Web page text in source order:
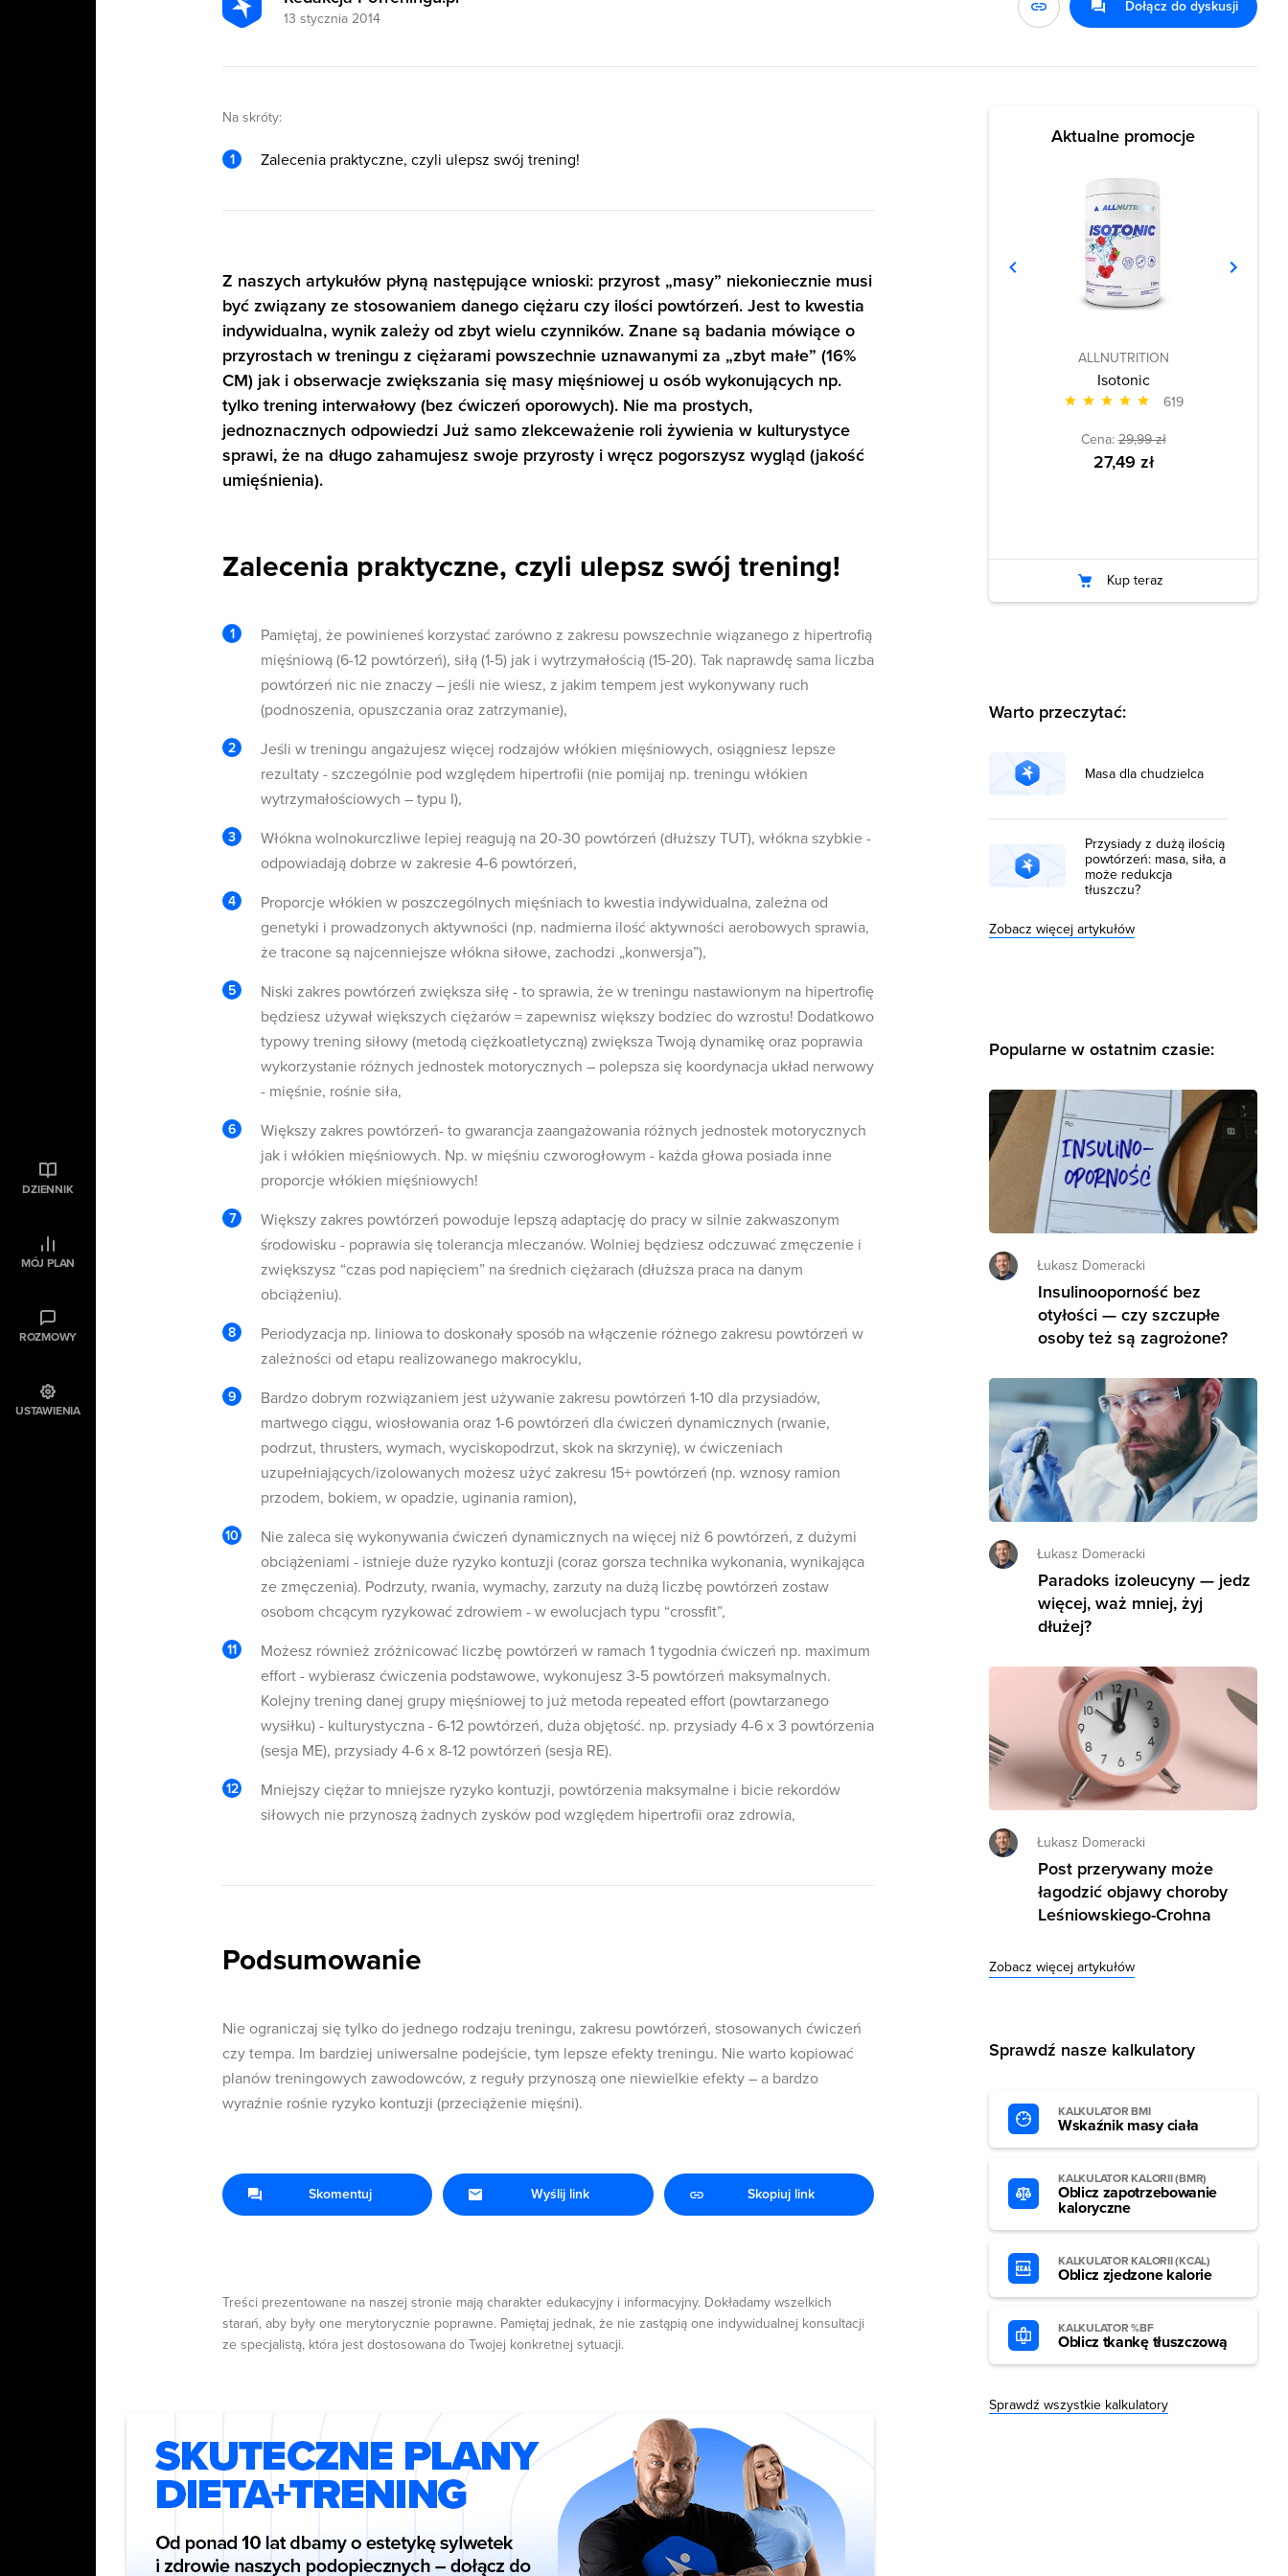
DZIENNIK
MÓJ PLAN
ROZMOWY
USTAWIENIA
13 stycznia 2014
Dołącz do dyskusji
Na skróty:
Zalecenia praktyczne, czyli ulepsz swój trening!
Z naszych artykułów płyną następujące wnioski: przyrost „masy” niekoniecznie musi
być związany ze stosowaniem danego ciężaru czy ilości powtórzeń. Jest to kwestia
indywidualna, wynik zależy od zbyt wielu czynników. Znane są badania mówiące o
przyrostach w treningu z ciężarami powszechnie uznawanymi za „zbyt małe” (16%
CM) jak i obserwacje zwiększania się masy mięśniowej u osób wykonujących np.
tylko trening interwałowy (bez ćwiczeń oporowych). Nie ma prostych,
jednoznacznych odpowiedzi Już samo zlekceważenie roli żywienia w kulturystyce
sprawi, że na długo zahamujesz swoje przyrosty i wręcz pogorszysz wygląd (jakość
umięśnienia).
Zalecenia praktyczne, czyli ulepsz swój trening!
Pamiętaj, że powinieneś korzystać zarówno z zakresu powszechnie wiązanego z hipertrofią
mięśniową (6-12 powtórzeń), siłą (1-5) jak i wytrzymałością (15-20). Tak naprawdę sama liczba
powtórzeń nic nie znaczy – jeśli nie wiesz, z jakim tempem jest wykonywany ruch
(podnoszenia, opuszczania oraz zatrzymanie),
Jeśli w treningu angażujesz więcej rodzajów włókien mięśniowych, osiągniesz lepsze
rezultaty - szczególnie pod względem hipertrofii (nie pomijaj np. treningu włókien
wytrzymałościowych – typu I),
Włókna wolnokurczliwe lepiej reagują na 20-30 powtórzeń (dłuższy TUT), włókna szybkie -
odpowiadają dobrze w zakresie 4-6 powtórzeń,
Proporcje włókien w poszczególnych mięśniach to kwestia indywidualna, zależna od
genetyki i prowadzonych aktywności (np. nadmierna ilość aktywności aerobowych sprawia,
że tracone są najcenniejsze włókna siłowe, zachodzi „konwersja”),
Niski zakres powtórzeń zwiększa siłę - to sprawia, że w treningu nastawionym na hipertrofię
będziesz używał większych ciężarów = zapewnisz większy bodziec do wzrostu! Dodatkowo
typowy trening siłowy (metodą ciężkoatletyczną) zwiększa Twoją dynamikę oraz poprawia
wykorzystanie różnych jednostek motorycznych – polepsza się koordynacja układ nerwowy
- mięśnie, rośnie siła,
Większy zakres powtórzeń- to gwarancja zaangażowania różnych jednostek motorycznych
jak i włókien mięśniowych. Np. w mięśniu czworogłowym - każda głowa posiada inne
proporcje włókien mięśniowych!
Większy zakres powtórzeń powoduje lepszą adaptację do pracy w silnie zakwaszonym
środowisku - poprawia się tolerancja mleczanów. Wolniej będziesz odczuwać zmęczenie i
zwiększysz “czas pod napięciem” na średnich ciężarach (dłuższa praca na danym
obciążeniu).
Periodyzacja np. liniowa to doskonały sposób na włączenie różnego zakresu powtórzeń w
zależności od etapu realizowanego makrocyklu,
Bardzo dobrym rozwiązaniem jest używanie zakresu powtórzeń 1-10 dla przysiadów,
martwego ciągu, wiosłowania oraz 1-6 powtórzeń dla ćwiczeń dynamicznych (rwanie,
podrzut, thrusters, wymach, wyciskopodrzut, skok na skrzynię), w ćwiczeniach
uzupełniających/izolowanych możesz użyć zakresu 15+ powtórzeń (np. wznosy ramion
przodem, bokiem, w opadzie, uginania ramion),
Nie zaleca się wykonywania ćwiczeń dynamicznych na więcej niż 6 powtórzeń, z dużymi
obciążeniami - istnieje duże ryzyko kontuzji (coraz gorsza technika wykonania, wynikająca
ze zmęczenia). Podrzuty, rwania, wymachy, zarzuty na dużą liczbę powtórzeń zostaw
osobom chcącym ryzykować zdrowiem - w ewolucjach typu “crossfit”,
Możesz również zróżnicować liczbę powtórzeń w ramach 1 tygodnia ćwiczeń np. maximum
effort - wybierasz ćwiczenia podstawowe, wykonujesz 3-5 powtórzeń maksymalnych.
Kolejny trening danej grupy mięśniowej to już metoda repeated effort (powtarzanego
wysiłku) - kulturystyczna - 6-12 powtórzeń, duża objętość. np. przysiady 4-6 x 3 powtórzenia
(sesja ME), przysiady 4-6 x 8-12 powtórzeń (sesja RE).
Mniejszy ciężar to mniejsze ryzyko kontuzji, powtórzenia maksymalne i bicie rekordów
siłowych nie przynoszą żadnych zysków pod względem hipertrofii oraz zdrowia,
Podsumowanie
Nie ograniczaj się tylko do jednego rodzaju treningu, zakresu powtórzeń, stosowanych ćwiczeń
czy tempa. Im bardziej uniwersalne podejście, tym lepsze efekty treningu. Nie warto kopiować
planów treningowych zawodowców, z reguły przynoszą one niewielkie efekty – a bardzo
wyraźnie rośnie ryzyko kontuzji (przeciążenie mięśni).
Treści prezentowane na naszej stronie mają charakter edukacyjny i informacyjny. Dokładamy wszelkich
starań, aby były one merytorycznie poprawne. Pamiętaj jednak, że nie zastąpią one indywidualnej konsultacji
ze specjalistą, która jest dostosowana do Twojej konkretnej sytuacji.
Skomentuj Wyślij link Skopiuj link
Aktualne promocje
ALLNUTRITION
Isotonic
619
Cena:29,99 zł
27,49 zł
Kup teraz
Warto przeczytać:
Masa dla chudzielca
Przysiady z dużą ilością
powtórzeń: masa, siła, a
może redukcja
tłuszczu?
Zobacz więcej artykułów
Popularne w ostatnim czasie:
Łukasz Domeracki
Insulinooporność bez
otyłości — czy szczupłe
osoby też są zagrożone?
Łukasz Domeracki
Paradoks izoleucyny — jedz
więcej, waż mniej, żyj
dłużej?
Łukasz Domeracki
Post przerywany może
łagodzić objawy choroby
Leśniowskiego-Crohna
Zobacz więcej artykułów
Sprawdź nasze kalkulatory
KALKULATOR BMI
Wskaźnik masy ciała
KALKULATOR KALORII (BMR)
Oblicz zapotrzebowanie
kaloryczne
KALKULATOR KALORII (KCAL)
Oblicz zjedzone kalorie
KALKULATOR %BF
Oblicz tkankę tłuszczową
Sprawdź wszystkie kalkulatory